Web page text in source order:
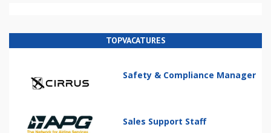
TOPVACATURES
Safety & Compliance Manager
Sales Support Staff